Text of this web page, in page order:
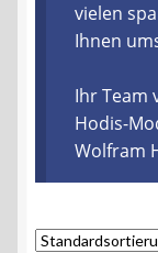
Vereine &
Kontakt
vielen
Ihnen
Ihr Team
Hodis-
Wolfram